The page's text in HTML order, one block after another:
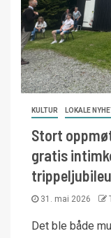
KULTUR LOKALE
Stort
gratis
31. mai 2026
Det ble både